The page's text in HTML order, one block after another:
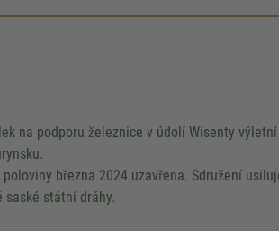
na podporu železnice v údolí Wisenty
března 2024 uzavřena. Sdružení
saské státní dráhy.